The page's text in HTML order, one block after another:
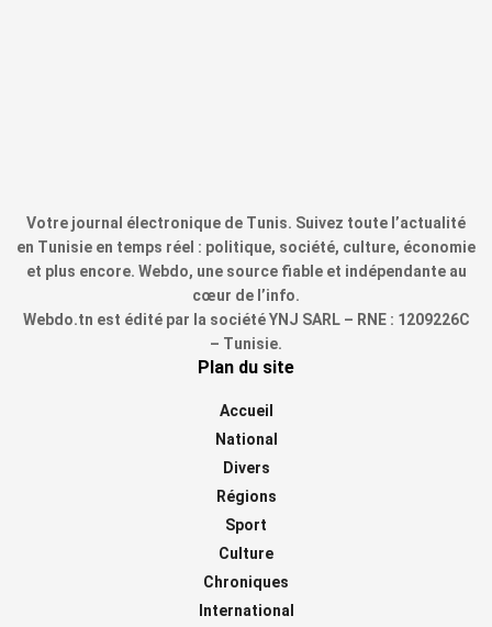
Votre journal électronique de Tunis. Suivez toute l’actualité
en Tunisie en temps réel : politique, société, culture, économie
et plus encore. Webdo, une source fiable et indépendante au
cœur de l’info.
Webdo.tn est édité par la société YNJ SARL – RNE : 1209226C
– Tunisie.
Plan du site
Accueil
National
Divers
Régions
Sport
Culture
Chroniques
International